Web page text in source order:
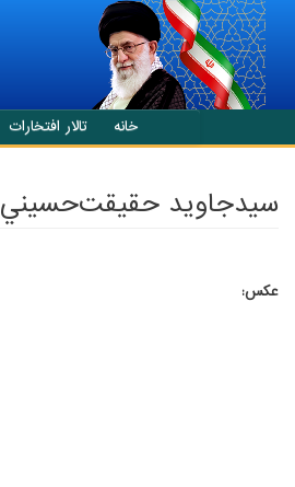
انتقال به محتوای اصلی
خانه تالار افتخارات
سيدجاويد حقيقت‌حسيني
عکس: